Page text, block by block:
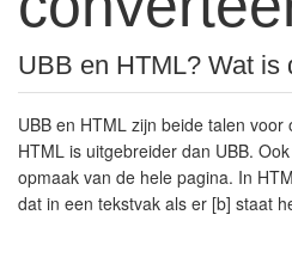
UBB en HTML? Wat is
UBB en HTML zijn beide talen
HTML is uitgebreider dan UBB.
opmaak van de hele pagina. In
dat in een tekstvak als er [b] staat